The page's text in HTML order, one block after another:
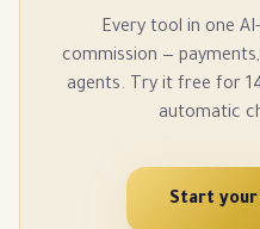
Every tool in one
commission —
agents. Try it free for
automatic
Start